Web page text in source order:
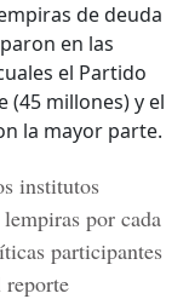
de deuda
en las
el Partido
(45 millones) y el
la mayor parte.
institutos
por cada
participantes
reporte